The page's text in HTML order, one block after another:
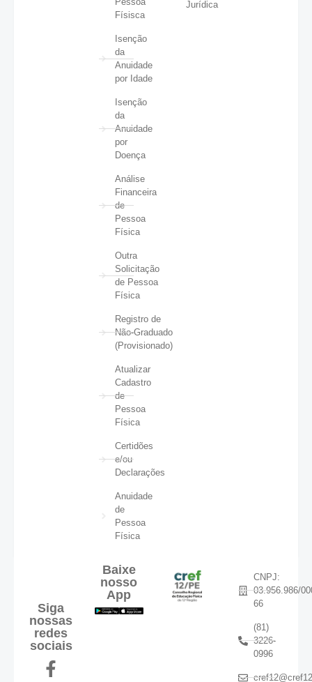
Físisca
Isenção
da
Anuidade
por Idade
Isenção
da
Anuidade
por
Doença
Análise
Financeira
de
Pessoa
Física
Outra
Solicitação
de Pessoa
Física
Registro de
Não-Graduado
(Provisionado)
Atualizar
Cadastro
de
Pessoa
Física
Certidões
e/ou
Declarações
Anuidade
de
Pessoa
Física
Jurídica
Siga
nossas
redes
sociais
Baixe
nosso
App
CNPJ:
03.956.986/
66
(81)
3226-
0996